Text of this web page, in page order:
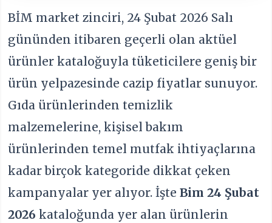
BİM market zinciri, 24 Şubat 2026 Salı
gününden itibaren geçerli olan aktüel
ürünler kataloğuyla tüketicilere geniş bir
ürün yelpazesinde cazip fiyatlar sunuyor.
Gıda ürünlerinden temizlik
malzemelerine, kişisel bakım
ürünlerinden temel mutfak ihtiyaçlarına
kadar birçok kategoride dikkat çeken
kampanyalar yer alıyor. İşteBim 24 Şubat
2026kataloğunda yer alan ürünlerin